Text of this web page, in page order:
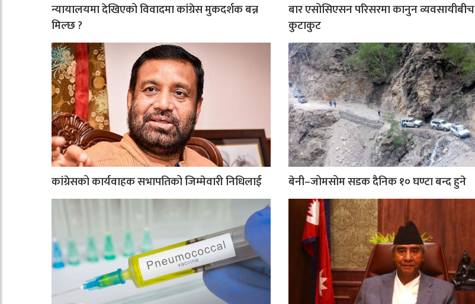
न्यायालयमा देखिएको विवादमा कांग्रेस मुकदर्शक बन्न
मिल्छ ?
बार एसोसिएसन परिसरमा कानुन व्यवसायीबीच
कुटाकुट
कांग्रेसको कार्यवाहक सभापतिको जिम्मेवारी निधिलाई बेनी–जोमसोम सडक दैनिक १० घण्टा बन्द हुने